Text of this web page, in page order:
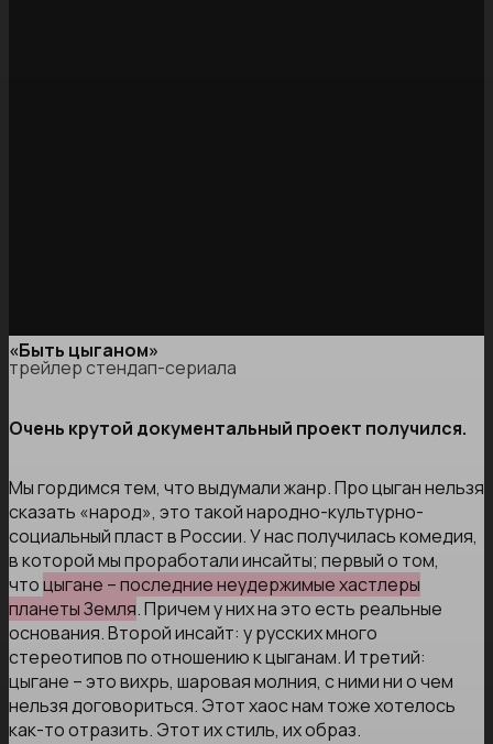
«Быть цыганом»
трейлер стендап-сериала
Очень крутой документальный проект получился.
Мы гордимся тем, что выдумали жанр. Про цыган нельзя
сказать «народ», это такой народно-культурно-
социальный пласт в России. У нас получилась комедия,
в которой мы проработали инсайты; первый о том,
чтоцыгане – последние неудержимые хастлеры
планеты Земля. Причем у них на это есть реальные
основания. Второй инсайт: у русских много
стереотипов по отношению к цыганам. И третий:
цыгане – это вихрь, шаровая молния, с ними ни о чем
нельзя договориться. Этот хаос нам тоже хотелось
как-то отразить. Этот их стиль, их образ.